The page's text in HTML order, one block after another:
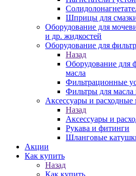
Шприцы для
Оборудование для
и др. жидкостей
Оборудование для
Назад
Оборудование для
масла
Фильтрационные
Фильтры для масла
Аксессуары и расходные
Назад
Аксессуары и
Рукава и фитинги
Шланговые
Акции
Как купить
Назад
Как купить